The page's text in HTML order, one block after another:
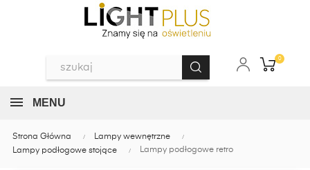
0
MENU
Strona Główna
Lampy wewnętrzne
Lampy podłogowe stojące
Lampy podłogowe retro